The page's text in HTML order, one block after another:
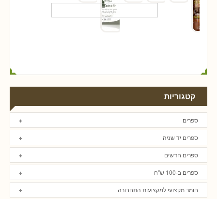
קטגוריות
ספרים
ספרים יד שניה
ספרים חדשים
ספרים ב-100 ש"ח
חומר מקצועי למקצועות התחבורה